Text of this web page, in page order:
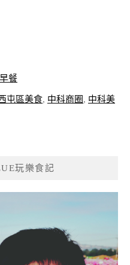
餐
屯區美食, 中科商圈 , 中科美
玩樂食記